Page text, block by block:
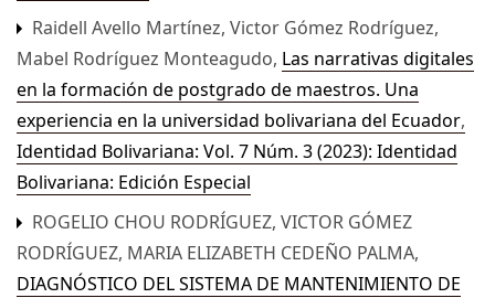
Raidell Avello Martínez, Victor Gómez Rodríguez,
Mabel Rodríguez Monteagudo, Las narrativas digitales
en la formación de postgrado de maestros. Una
experiencia en la universidad bolivariana del Ecuador,
Identidad Bolivariana: Vol. 7 Núm. 3 (2023): Identidad
Bolivariana: Edición Especial
ROGELIO CHOU RODRÍGUEZ, VICTOR GÓMEZ
RODRÍGUEZ, MARIA ELIZABETH CEDEÑO PALMA,
DIAGNÓSTICO DEL SISTEMA DE MANTENIMIENTO DE